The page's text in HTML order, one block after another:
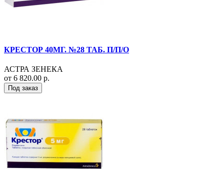
КРЕСТОР 40МГ. №28 ТАБ. П/П/О
АСТРА ЗЕНЕКА
от 6 820.00 р.
Под заказ